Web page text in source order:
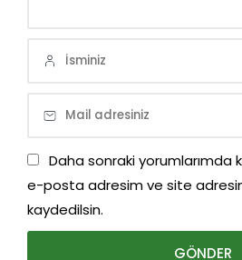
Daha sonraki yorumlarımda
e-posta adresim ve site
kaydedilsin.